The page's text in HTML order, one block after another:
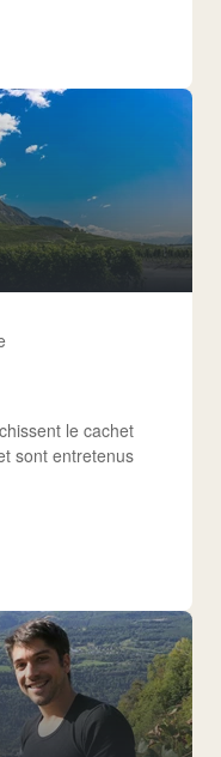
le cachet
sont entretenus